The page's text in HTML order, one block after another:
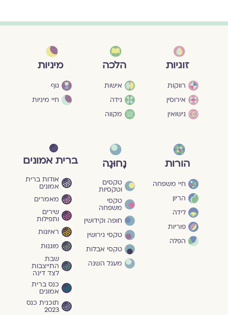
זוגיות
רווקות
אירוסין
נישואין
הלכה
אישות
נידה
מקווה
מיניות
גוף
חיי מיניות
הורות
חיי משפחה
הריון
לידה
פוריות
הפלה
נָחוּגָה
טקסים
וטקסיות
טקסי
משפחה
חופה וקידושין
טקסי גירושין
טקסי אבלות
מעגל השנה
ברית אמונים
אודות ברית
אמונים
מאמרים
שירים
ותפילות
ראיונות
מוגנוּת
שבת
התייצבות
לצד דינה
כנס ברית
אמונים
תוכנית כנס
2023